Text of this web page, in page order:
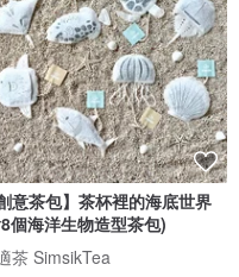
創意茶包】茶杯裡的海底世界
個海洋生物造型茶包)
茶 SimsikTea